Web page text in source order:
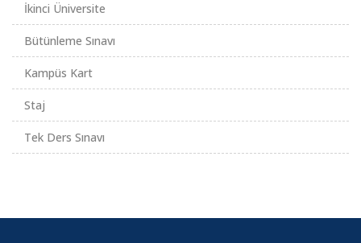
İkinci Üniversite
Bütünleme Sınavı
Kampüs Kart
Staj
Tek Ders Sınavı